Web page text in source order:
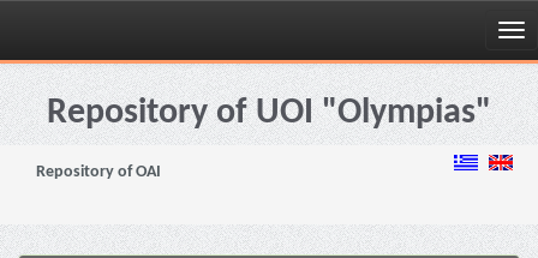
Skip
navigationRepository of UOI "Olympias"
Repository of OAI